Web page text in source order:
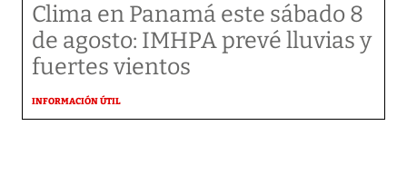
Clima en Panamá este sábado 8
de agosto: IMHPA prevé lluvias y
fuertes vientos
INFORMACIÓN ÚTIL